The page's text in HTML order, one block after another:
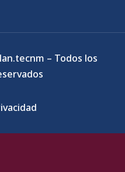
– Todos los